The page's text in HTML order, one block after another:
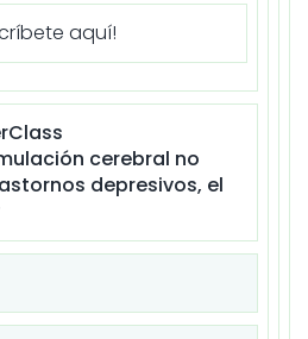
aquí!
cerebral no
depresivos, el